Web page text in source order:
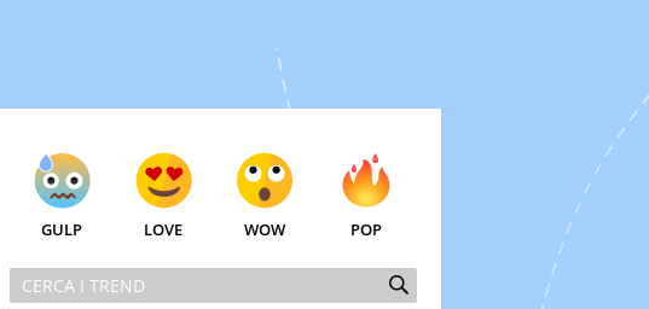
GULP LOVE WOW POP